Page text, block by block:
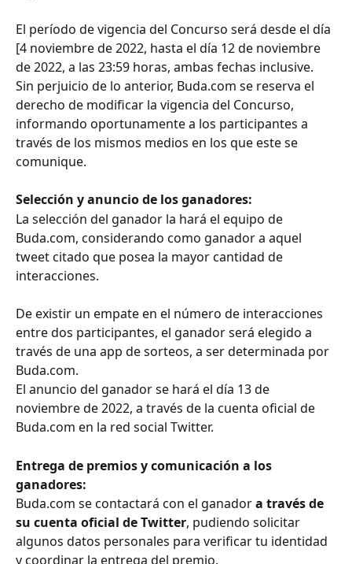
El período de vigencia del Concurso será desde el día
[4 noviembre de 2022, hasta el día 12 de noviembre
de 2022, a las 23:59 horas, ambas fechas inclusive.
Sin perjuicio de lo anterior, Buda.com se reserva el
derecho de modificar la vigencia del Concurso,
informando oportunamente a los participantes a
través de los mismos medios en los que este se
comunique.
Selección y anuncio de los ganadores:
La selección del ganador la hará el equipo de
Buda.com, considerando como ganador a aquel
tweet citado que posea la mayor cantidad de
interacciones.
De existir un empate en el número de interacciones
entre dos participantes, el ganador será elegido a
través de una app de sorteos, a ser determinada por
Buda.com.
El anuncio del ganador se hará el día 13 de
noviembre de 2022, a través de la cuenta oficial de
Buda.com en la red social Twitter.
Entrega de premios y comunicación a los
ganadores:
Buda.com se contactará con el ganador a través de
su cuenta oficial de Twitter, pudiendo solicitar
algunos datos personales para verificar tu identidad
y coordinar la entrega del premio.